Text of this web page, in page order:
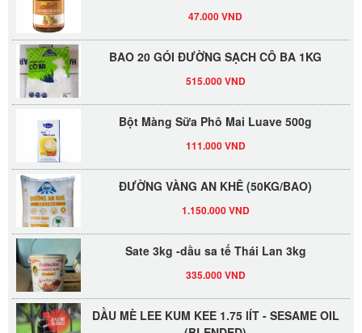
BAO 20 GÓI ĐƯỜNG SẠCH CÔ BA 1KG
Bột Màng Sữa Phô Mai Luave 500g
ĐƯỜNG VÀNG AN KHÊ (50KG/BAO)
Sate 3kg -dầu sa tế Thái Lan 3kg
DẦU MÈ LEE KUM KEE 1.75 lÍT - SESAME OIL
(BLENDED)